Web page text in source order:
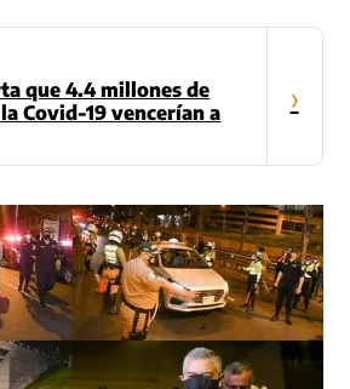
que 4.4 millones de
Covid-19 vencerían a
›